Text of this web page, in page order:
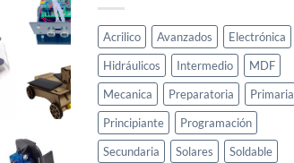
Acrilico Avanzados
Electrónica
Hidráulicos
Intermedio
MDF
Mecanica
Preparatoria
Primaria
Principiante
Programación
Secundaria
Solares
Soldable